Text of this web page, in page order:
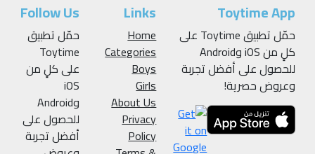
Toytime App
حمّل تطبيق Toytime على
كلٍ من iOS وAndroid
للحصول على أفضل تجربة
وعروض حصرية!
Links
Home
Categories
Boys
Girls
About Us
Privacy
Policy
Follow Us
حمّل تطبيق
Toytime
على كلٍ من
iOS
وAndroid
للحصول على
أفضل تجربة